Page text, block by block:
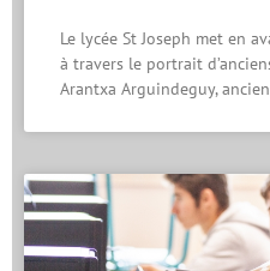
Le lycée St Joseph met en
à travers le portrait
Arantxa Arguindeguy,